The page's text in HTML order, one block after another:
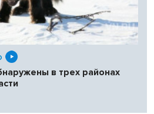
в трех районах